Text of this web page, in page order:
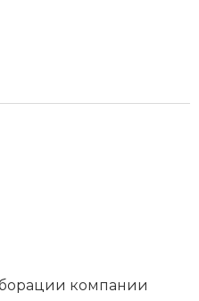
компании